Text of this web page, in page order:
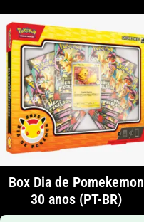
Box Dia de Pomekemon
30 anos (PT-BR)